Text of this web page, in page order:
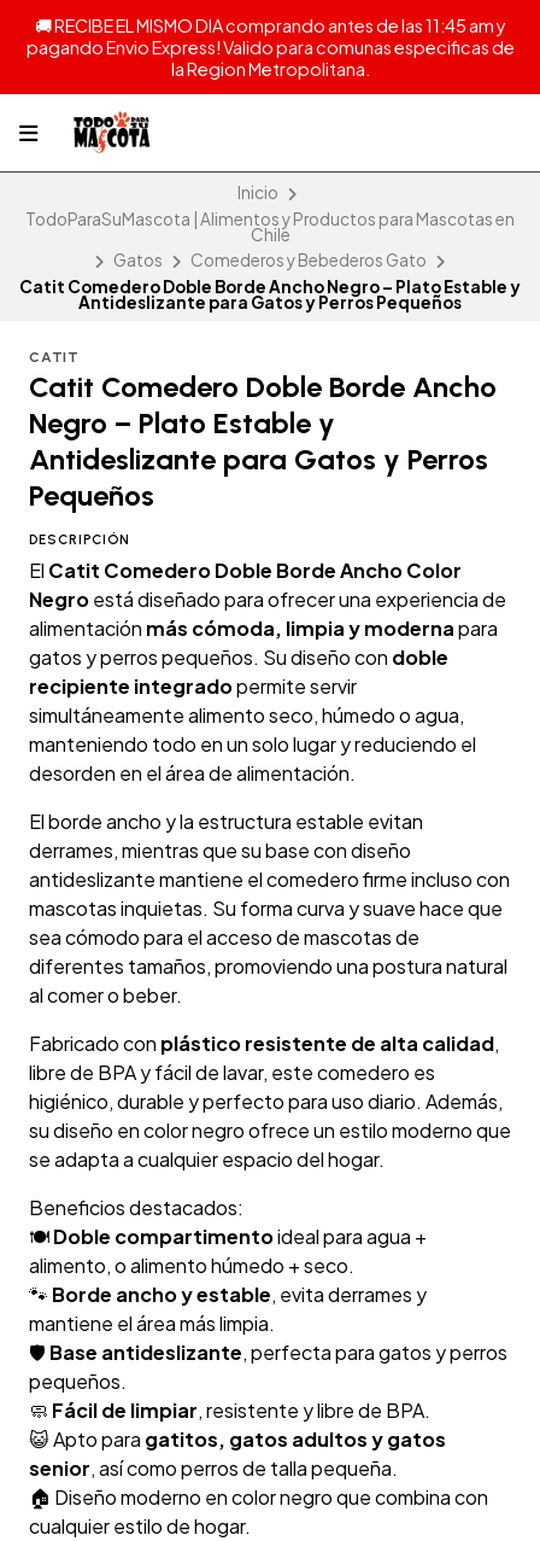
🚚 RECIBE EL MISMO DIA comprando antes de las 11:45 am y
pagando Envio Express! Valido para comunas especificas de
la Region Metropolitana.
Inicio
TodoParaSuMascota | Alimentos y Productos para Mascotas en
Chile
Gatos
Comederos y Bebederos Gato
Catit Comedero Doble Borde Ancho Negro – Plato Estable y
Antideslizante para Gatos y Perros Pequeños
CATIT
Catit Comedero Doble Borde Ancho
Negro – Plato Estable y
Antideslizante para Gatos y Perros
Pequeños
DESCRIPCIÓN
El Catit Comedero Doble Borde Ancho Color
Negroestá diseñado para ofrecer una experiencia de
alimentación más cómoda, limpia y modernapara
gatos y perros pequeños. Su diseño con doble
recipiente integradopermite servir
simultáneamente alimento seco, húmedo o agua,
manteniendo todo en un solo lugar y reduciendo el
desorden en el área de alimentación.
El borde ancho y la estructura estable evitan
derrames, mientras que su base con diseño
antideslizante mantiene el comedero firme incluso con
mascotas inquietas. Su forma curva y suave hace que
sea cómodo para el acceso de mascotas de
diferentes tamaños, promoviendo una postura natural
al comer o beber.
Fabricado con plástico resistente de alta calidad,
libre de BPA y fácil de lavar, este comedero es
higiénico, durable y perfecto para uso diario. Además,
su diseño en color negro ofrece un estilo moderno que
se adapta a cualquier espacio del hogar.
Beneficios destacados:
🍽️Doble compartimentoideal para agua +
alimento, o alimento húmedo + seco.
🐾 Borde ancho y estable, evita derrames y
mantiene el área más limpia.
🛡️ Base antideslizante, perfecta para gatos y perros
pequeños.
🧼 Fácil de limpiar, resistente y libre de BPA.
😺 Apto para gatitos, gatos adultos y gatos
senior, así como perros de talla pequeña.
🏠 Diseño moderno en color negro que combina con
cualquier estilo de hogar.